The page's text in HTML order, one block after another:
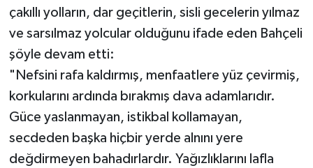
çakıllı yolların, dar geçitlerin, sisli gecelerin yılmaz
ve sarsılmaz yolcular olduğunu ifade eden Bahçeli
şöyle devam etti:
"Nefsini rafa kaldırmış, menfaatlere yüz çevirmiş,
korkularını ardında bırakmış dava adamlarıdır.
Güce yaslanmayan, istikbal kollamayan,
secdeden başka hiçbir yerde alnını yere
değdirmeyen bahadırlardır. Yağızlıklarını lafla